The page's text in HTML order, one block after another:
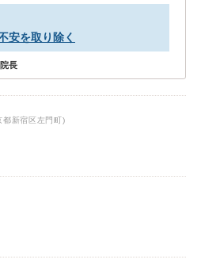
安を取り除く
院長
都新宿区左門町)